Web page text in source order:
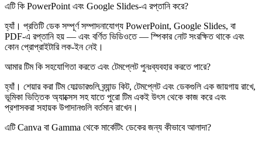
এটি কি PowerPoint এবং Google Slides-এ রপ্তানি করে?
হ্যাঁ। প্রতিটি ডেক সম্পূর্ণ সম্পাদনাযোগ্য PowerPoint, Google Slides, বা
PDF-এ রপ্তানি হয় — এবং বর্ণিত ভিডিওতে — স্পিকার নোট সংরক্ষিত থাকে এবং
কোন প্রোপ্রাইটারি লক-ইন নেই।
আমার টিম কি সহযোগিতা করতে এবং টেমপ্লেট পুনঃব্যবহার করতে পারে?
হ্যাঁ। শেয়ার করা টিম ফোল্ডারগুলি ব্র্যান্ড কিট, টেমপ্লেট এবং ডেকগুলি এক জায়গায় রাখে,
ভূমিকা ভিত্তিক অ্যাক্সেস সহ যাতে পুরো টিম একই উৎস থেকে কাজ করে এবং
প্রশাসকরা সহায়ক উপাদানগুলি বর্তমান রাখেন।
এটি Canva বা Gamma থেকে মার্কেটিং ডেকের জন্য কীভাবে আলাদা?